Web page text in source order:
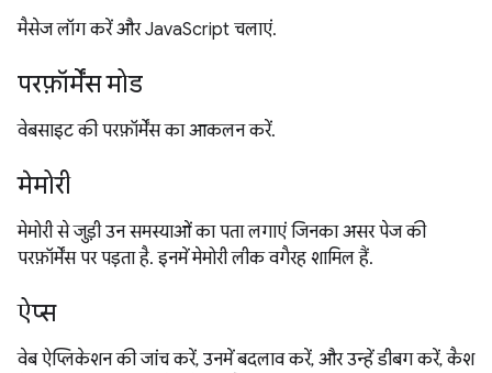
मैसेज लॉग करें और JavaScript चलाएं.
परफ़ॉर्मेंस मोड
वेबसाइट की परफ़ॉर्मेंस का आकलन करें.
मेमोरी
मेमोरी से जुड़ी उन समस्याओं का पता लगाएं जिनका असर पेज की
परफ़ॉर्मेंस पर पड़ता है. इनमें मेमोरी लीक वगैरह शामिल हैं.
ऐप्स
वेब ऐप्लिकेशन की जांच करें, उनमें बदलाव करें, और उन्हें डीबग करें, कैश